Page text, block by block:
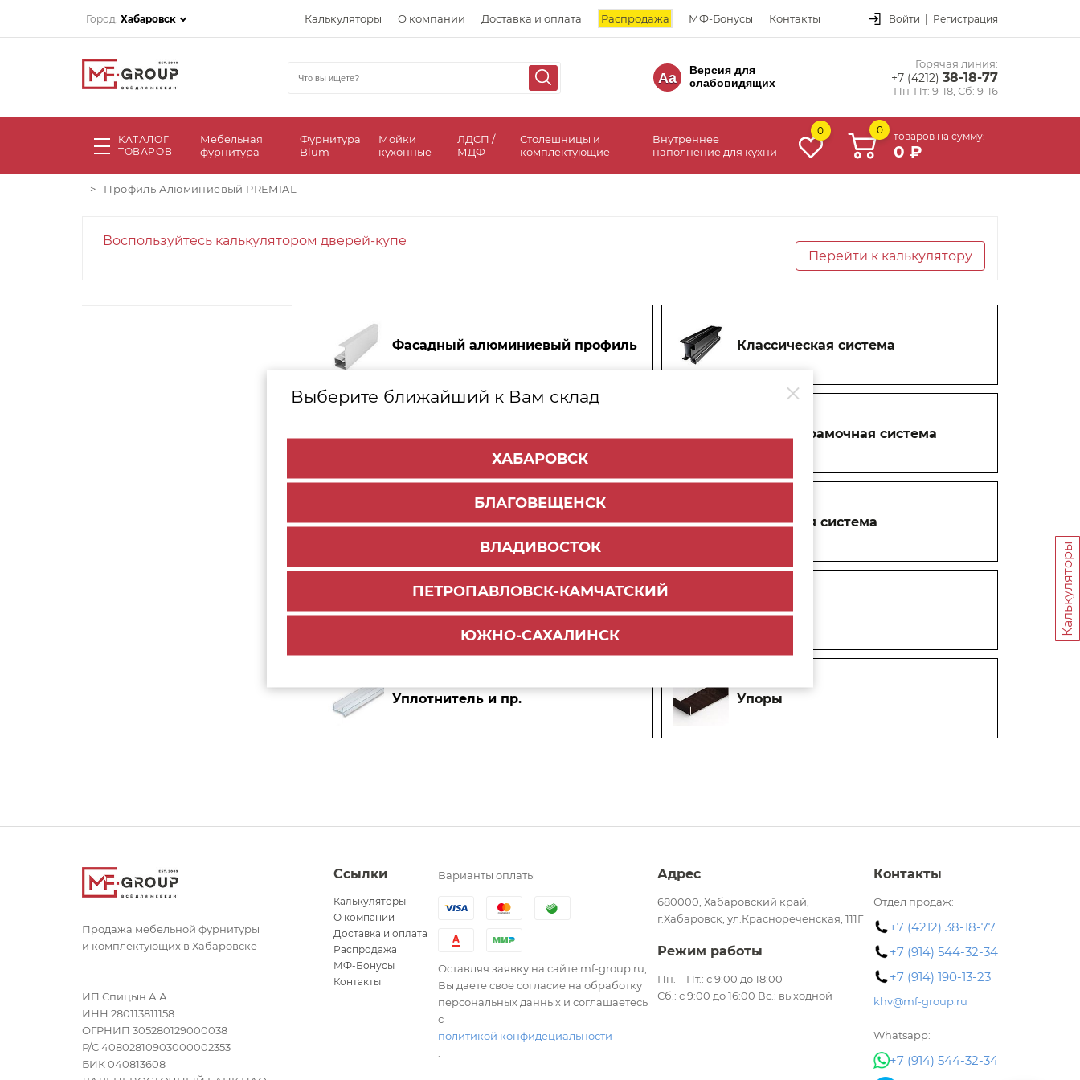
Город: Хабаровск Калькуляторы О компании Доставка и оплата Распродажа МФ-Бонусы Контакты Войти | Регистрация
Aa
Версия для
слабовидящих
Горячая линия:
+7 (4212) 38-18-77
Пн-Пт: 9-18, Сб: 9-16
КАТАЛОГ
ТОВАРОВ
Мебельная
фурнитура
Фурнитура
Blum
Мойки
кухонные
ЛДСП /
МДФ
Столешницы и
комплектующие
Внутреннее
наполнение для кухни
0 0
товаров на сумму:
0 ₽
Выберите ближайший к Вам склад
ХАБАРОВСК
БЛАГОВЕЩЕНСК
ВЛАДИВОСТОК
ПЕТРОПАВЛОВСК-КАМЧАТСКИЙ
ЮЖНО-САХАЛИНСК
> Профиль Алюминиевый PREMIAL
Воспользуйтесь калькулятором дверей-купе
Перейти к калькулятору
Фасадный алюминиевый профиль Классическая система
Навесная рамочная система
Подвесная система Распашная система
Узкопрофильная система
Минималист
Шлегель
Уплотнитель и пр. Упоры
Калькуляторы
Продажа мебельной фурнитуры
и комплектующих в Хабаровске
ИП Спицын А.А
ИНН 280113811158
ОГРНИП 305280129000038
Р/С 40802810903000002353
БИК 040813608
Ссылки
Калькуляторы
О компании
Доставка и оплата
Распродажа
МФ-Бонусы
Контакты
Варианты оплаты
Оставляя заявку на сайте mf-group.ru,
Вы даете свое согласие на обработку
персональных данных и соглашаетесь
с
политикой конфидециальности
Адрес
680000, Хабаровский край,
г.Хабаровск, ул.Краснореченская, 111Г
Режим работы
Пн. – Пт.: с 9:00 до 18:00
Сб.: с 9:00 до 16:00 Вс.: выходной
Контакты
Отдел продаж:
+7 (4212) 38-18-77
+7 (914) 544-32-34
+7 (914) 190-13-23
khv@mf-group.ru
Whatsapp:
+7 (914) 544-32-34